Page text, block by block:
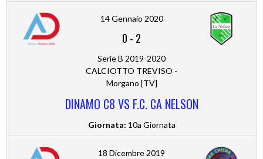
14 Gennaio 2020
0 - 2
Serie B 2019-2020
CALCIOTTO TREVISO -
Morgano [TV]
DINAMO C8 VS F.C. CA NELSON
Giornata: 10a Giornata
18 Dicembre 2019